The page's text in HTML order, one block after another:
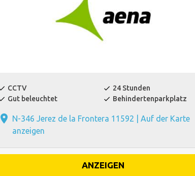
CCTV check 24 Stunden
Gut beleuchtet check Behindertenparkplatz
place N-346 Jerez de la Frontera 11592 | Auf der Karte
anzeigen
ANZEIGEN